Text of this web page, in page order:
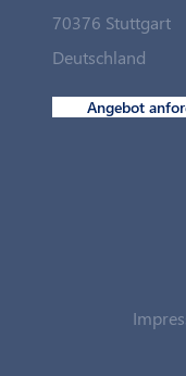
70376 Stuttgart
Deutschland
Angebot